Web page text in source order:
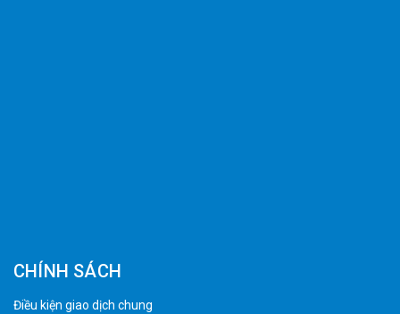
CHÍNH SÁCH
Điều kiện giao dịch chung